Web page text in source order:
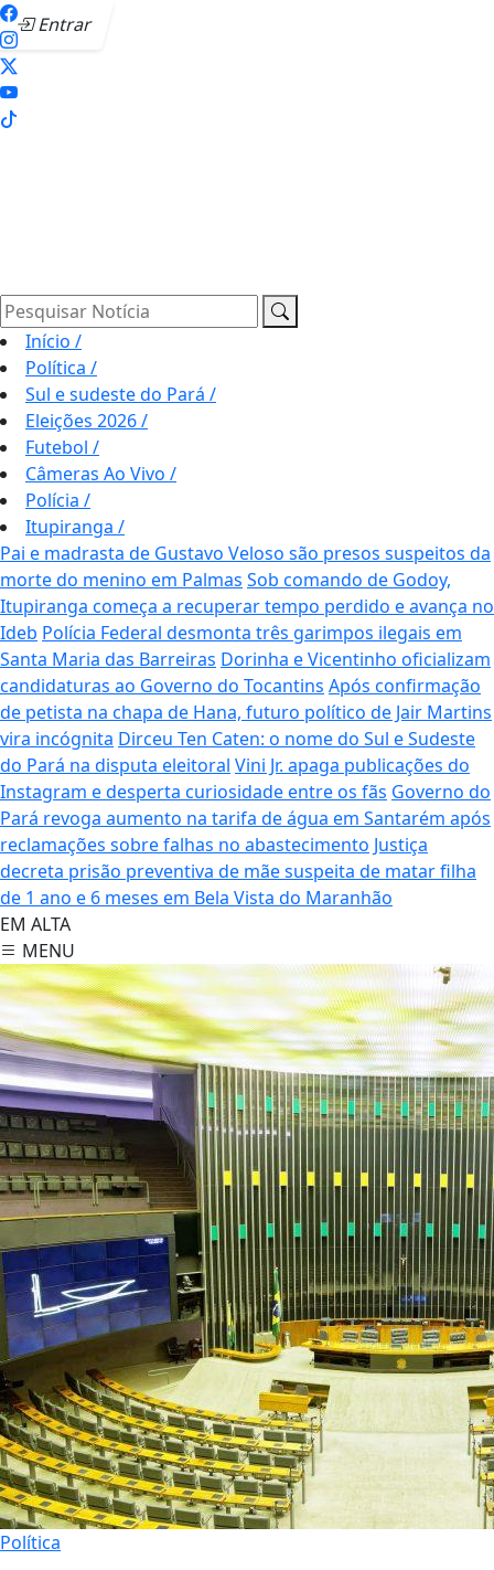
Entrar
Pesquisar Notícia
Início /
Política /
Sul e sudeste do Pará /
Eleições 2026/
Futebol /
Câmeras Ao Vivo /
Polícia /
Itupiranga /
Pai e madrasta de Gustavo Veloso são presos suspeitos da
morte do menino em Palmas Sob comando de Godoy,
Itupiranga começa a recuperar tempo perdido e avança no
Ideb Polícia Federal desmonta três garimpos ilegais em
Santa Maria das Barreiras Dorinha e Vicentinho oficializam
candidaturas ao Governo do Tocantins Após confirmação
de petista na chapa de Hana, futuro político de Jair Martins
vira incógnita Dirceu Ten Caten: o nome do Sul e Sudeste
do Pará na disputa eleitoral Vini Jr. apaga publicações do
Instagram e desperta curiosidade entre os fãs Governo do
Pará revoga aumento na tarifa de água em Santarém após
reclamações sobre falhas no abastecimento Justiça
decreta prisão preventiva de mãe suspeita de matar filha
de 1 ano e 6 meses em Bela Vista do Maranhão
EM ALTA
MENU
Política